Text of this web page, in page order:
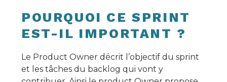
POURQUOI CE SPRINT
EST-IL IMPORTANT ?
Le Product Owner décrit l’objectif du sprint
et les tâches du backlog qui vont y